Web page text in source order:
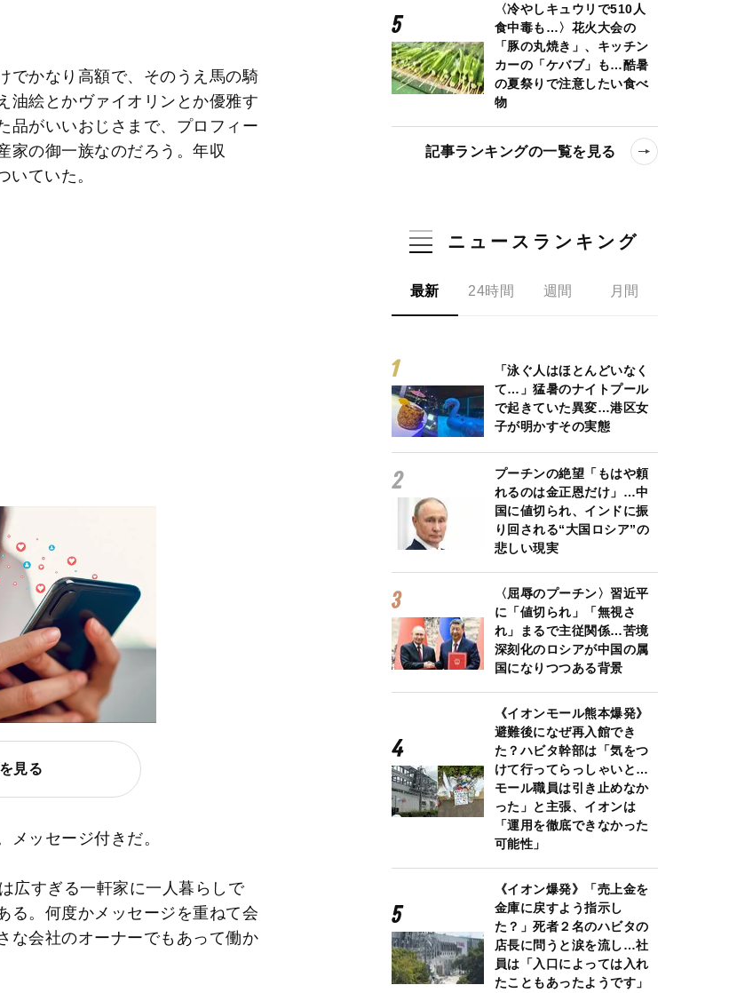
でかなり高額で、そのうえ馬の騎
絵とかヴァイオリンとか優雅す
品がいいおじさまで、プロフィー
家の御一族なのだろう。年収
ていた。
見る
メッセージ付きだ。
広すぎる一軒家に一人暮らしで
る。何度かメッセージを重ねて会
な会社のオーナーでもあって働か
〈冷やしキュウリで510人
食中毒も…〉花火大会の
「豚の丸焼き」、キッチン
カーの「ケバブ」も…酷暑
の夏祭りで注意したい食べ
物
記事ランキングの一覧を見る
ニュースランキング
最新 24時間 週間 月間
「泳ぐ人はほとんどいなく
て…」猛暑のナイトプール
で起きていた異変…港区女
子が明かすその実態
プーチンの絶望「もはや頼
れるのは金正恩だけ」…中
国に値切られ、インドに振
り回される“大国ロシア”の
悲しい現実
〈屈辱のプーチン〉習近平
に「値切られ」「無視さ
れ」まるで主従関係…苦境
深刻化のロシアが中国の属
国になりつつある背景
《イオンモール熊本爆発》
避難後になぜ再入館でき
た？ハビタ幹部は「気をつ
けて行ってらっしゃいと…
モール職員は引き止めなか
った」と主張、イオンは
「運用を徹底できなかった
可能性」
《イオン爆発》「売上金を
金庫に戻すよう指示し
た？」死者２名のハビタの
店長に問うと涙を流し…社
員は「入口によっては入れ
たこともあったようです」